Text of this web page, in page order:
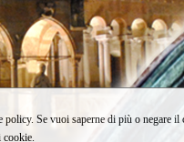
Se vuoi saperne di più o negare
cookie.